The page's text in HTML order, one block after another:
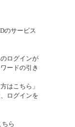
のサービス
ログインが
ードの引き
はこちら」
ログインを
ら